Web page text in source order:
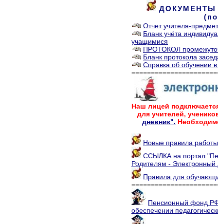
ДОКУМЕНТЫ
Отчет учителя-
Бланк учёта
учащимися
ПРОТОКОЛ
Бланк протокола
Справка об обучении
Наш лицей
для учителей,
дневник".
Новые правила
ССЫЛКА на портал
Родителям - Электронный
Правила для
Пенсионный фонд
обеспечении